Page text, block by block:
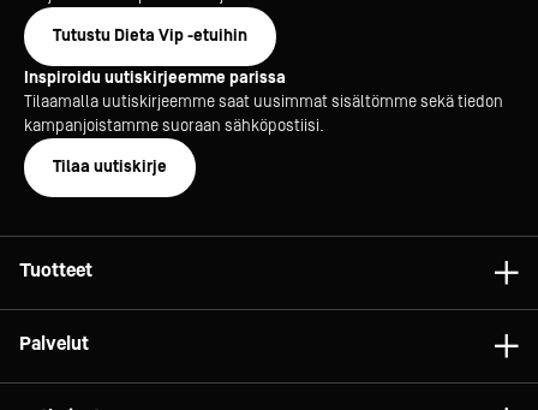
Tutustu Dieta Vip -etuihin
Inspiroidu uutiskirjeemme parissa
Tilaamalla uutiskirjeemme saat uusimmat sisältömme sekä tiedon
kampanjoistamme suoraan sähköpostiisi.
Tilaa uutiskirje
Tuotteet
Palvelut
Konsultointi